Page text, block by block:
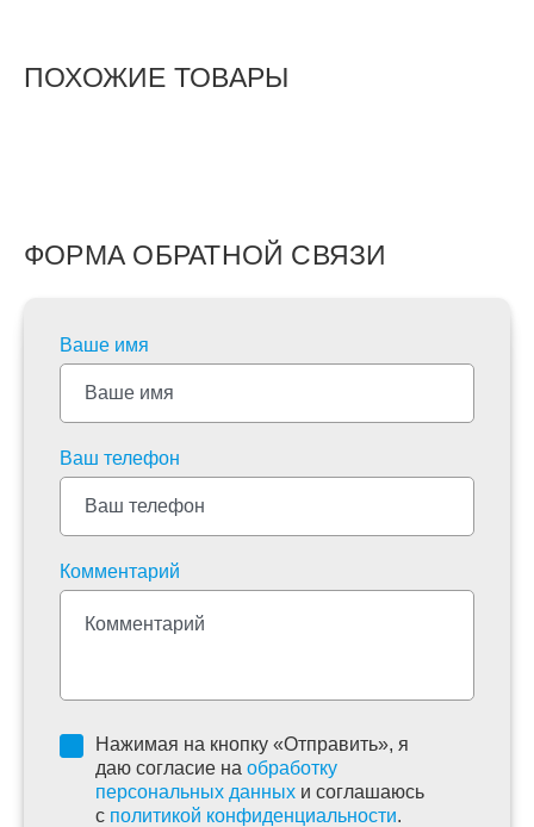
ПОХОЖИЕ ТОВАРЫ
ФОРМА ОБРАТНОЙ СВЯЗИ
Ваше имя
Ваш телефон
Комментарий
Нажимая на кнопку «Отправить», я
даю согласие на обработку
персональных данных и соглашаюсь
c политикой конфиденциальности.